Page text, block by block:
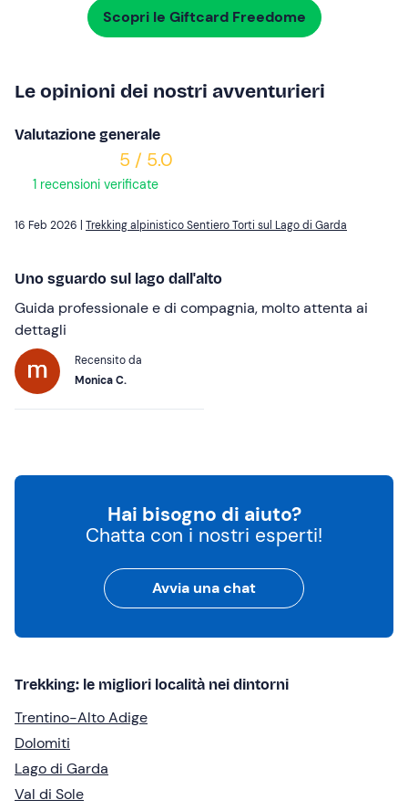
Scopri le Giftcard Freedome
Le opinioni dei nostri avventurieri
Valutazione generale
5 / 5.0
1 recensioni verificate
16 Feb 2026 | Trekking alpinistico Sentiero Torti sul Lago di Garda
Uno sguardo sul lago dall'alto
Guida professionale e di compagnia, molto attenta ai
dettagli
Recensito da
Monica C.
Hai bisogno di aiuto?
Chatta con i nostri esperti!
Avvia una chat
Trekking: le migliori località nei dintorni
Trentino-Alto Adige
Dolomiti
Lago di Garda
Val di Sole